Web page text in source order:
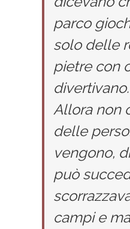
parco
solo delle
pietre con
divertivano.
Allora non
delle
vengono,
può
campi e